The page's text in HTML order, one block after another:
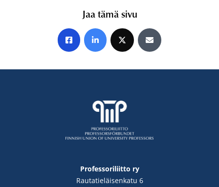
Jaa tämä sivu
Jaa Facebookissa
Jaa LinkedInissä
Jaa X:ssäJaa sähköpostitse
Professoriliitto ry
Rautatieläisenkatu 6